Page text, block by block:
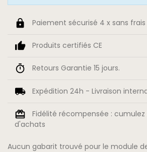
Paiement sécurisé 4 x sans
Produits certifiés CE
Retours Garantie 15 jours.
Expédition 24h - Livraison
Fidélité récompensée : cumulez
d'achats
Aucun gabarit trouvé pour le module